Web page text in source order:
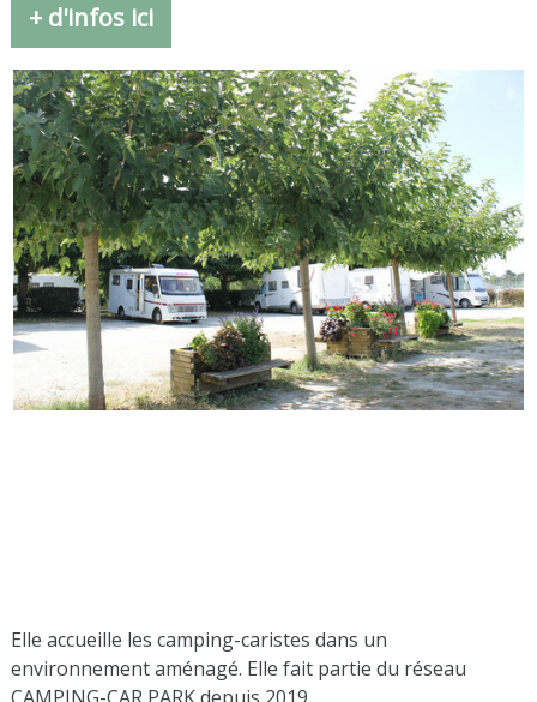
+ d'infos ici
Elle accueille les camping-caristes dans un
environnement aménagé. Elle fait partie du réseau
CAMPING-CAR PARK depuis 2019.